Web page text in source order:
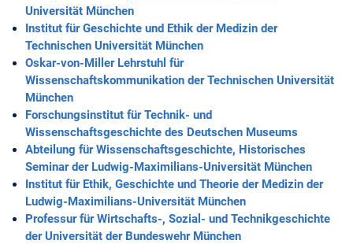
Universität München
Institut für Geschichte und Ethik der Medizin der
Technischen Universität München
Oskar-von-Miller Lehrstuhl für
Wissenschaftskommunikation der Technischen Universität
München
Forschungsinstitut für Technik- und
Wissenschaftsgeschichte des Deutschen Museums
Abteilung für Wissenschaftsgeschichte, Historisches
Seminar der Ludwig-Maximilians-Universität München
Institut für Ethik, Geschichte und Theorie der Medizin der
Ludwig-Maximilians-Universität München
Professur für Wirtschafts-, Sozial- und Technikgeschichte
der Universität der Bundeswehr München